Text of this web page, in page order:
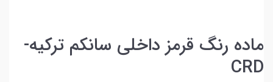
ماده رنگ قرمز داخلی سانکم ترکیه-
CRD